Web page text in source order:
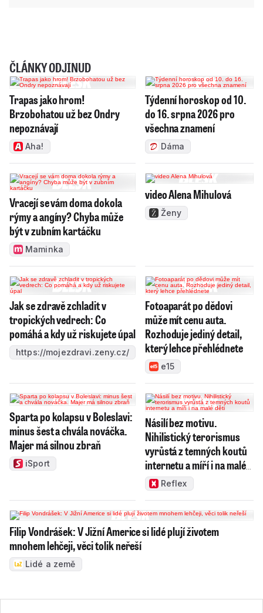
ČLÁNKY ODJINUD
Trapas jako hrom!
Brzobohatou už bez Ondry
nepoznávají
Aha!
Týdenní horoskop od 10.
do 16. srpna 2026 pro
všechna znamení
Dáma
Vracejí se vám doma dokola
rýmy a angíny? Chyba může
být v zubním kartáčku
Maminka
video Alena Mihulová
Ženy
Jak se zdravě zchladit v
tropických vedrech: Co
pomáhá a kdy už riskujete úpal
https://mojezdravi.zeny.cz/
Fotoaparát po dědovi
může mít cenu auta.
Rozhoduje jediný detail,
který lehce přehlédnete
e15
Sparta po kolapsu v Boleslavi:
minus šest a chvála nováčka.
Majer má silnou zbraň
iSport
Násilí bez motivu.
Nihilistický terorismus
vyrůstá z temných koutů
internetu a míří i na malé
dětiReflex
Filip Vondrášek: V Jižní Americe si lidé plují životem
mnohem lehčeji, věci tolik neřeší
Lidé a země